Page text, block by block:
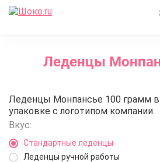
Каталог
Леденцы Монпансье 100г
Леденцы
Леденцы
Леденцы Монпансье 100 грамм
упаковке с логотипом компании.
Вкус:
Стандартные леденцы
Леденцы ручной работы